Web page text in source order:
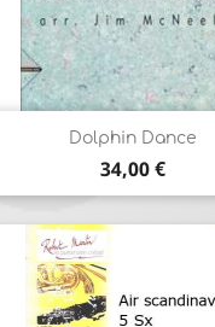
Dolphin Dance
Prix
34,00 €